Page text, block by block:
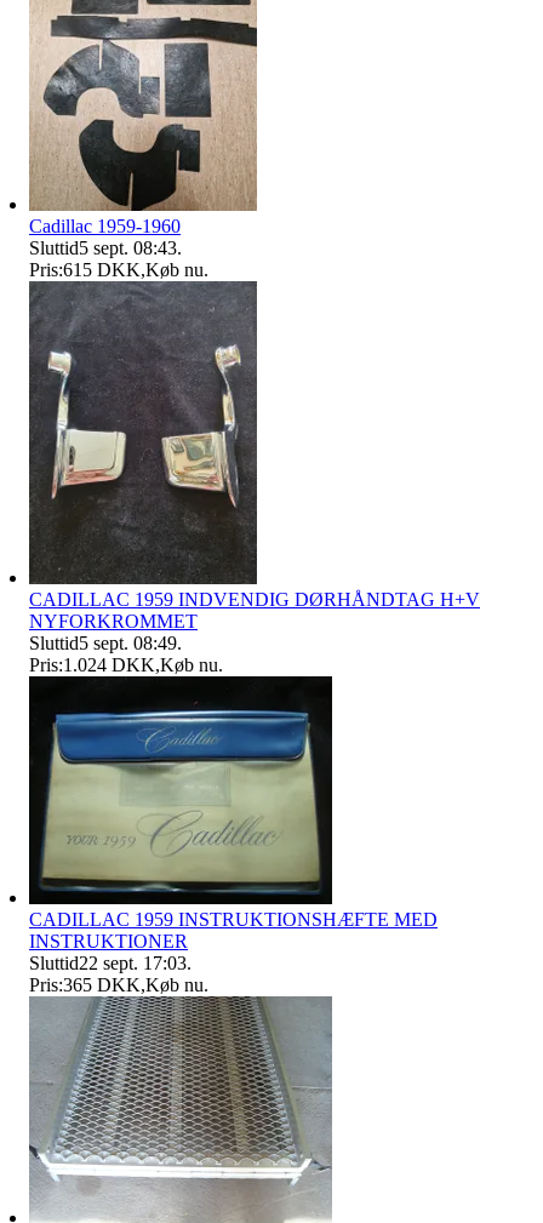
Cadillac 1959-1960
Sluttid5 sept. 08:43.
Pris:615 DKK,Køb nu.
CADILLAC 1959 INDVENDIG DØRHÅNDTAG H+V
NYFORKROMMET
Sluttid5 sept. 08:49.
Pris:1.024 DKK,Køb nu.
CADILLAC 1959 INSTRUKTIONSHÆFTE MED
INSTRUKTIONER
Sluttid22 sept. 17:03.
Pris:365 DKK,Køb nu.